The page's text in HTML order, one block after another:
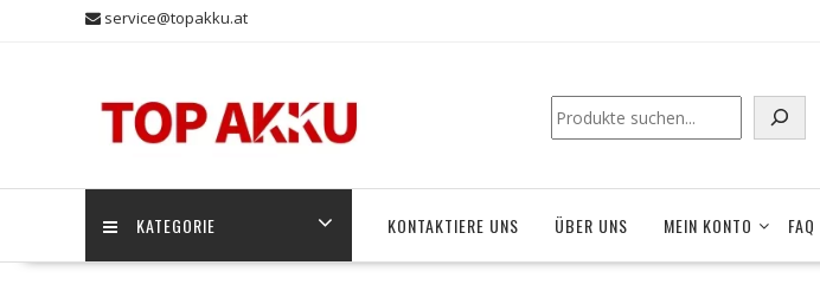
service@topakku.at
KATEGORIE KONTAKTIERE UNS ÜBER UNS MEIN KONTO FAQ